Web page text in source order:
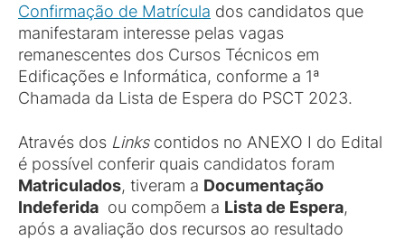
Confirmação de Matrícula dos candidatos que
manifestaram interesse pelas vagas
remanescentes dos Cursos Técnicos em
Edificações e Informática, conforme a 1ª
Chamada da Lista de Espera do PSCT 2023.
Através dos Linkscontidos no ANEXO I do Edital
é possível conferir quais candidatos foram
Matriculados, tiveram a Documentação
Indeferida ou compõem a Lista de Espera,
após a avaliação dos recursos ao resultado